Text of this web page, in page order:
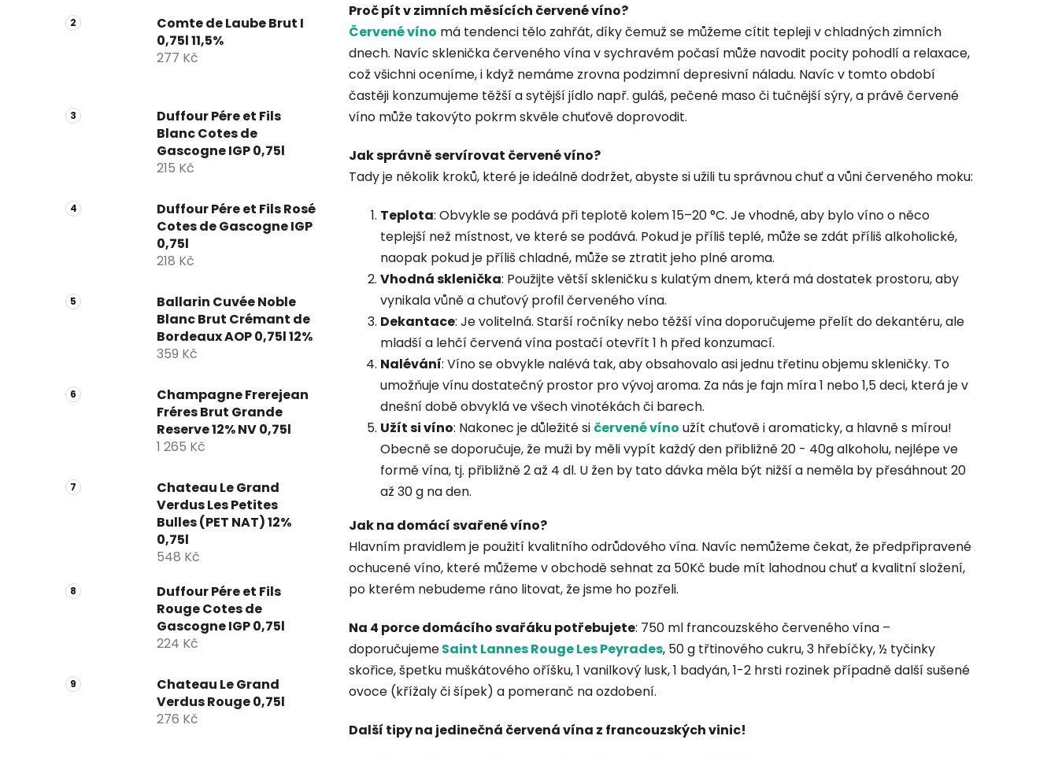
Comte de Laube Brut I
0,75l 11,5%
277 Kč
Duffour Pére et Fils
Blanc Cotes de
Gascogne IGP 0,75l
215 Kč
Duffour Pére et Fils Rosé
Cotes de Gascogne IGP
0,75l
218 Kč
Ballarin Cuvée Noble
Blanc Brut Crémant de
Bordeaux AOP 0,75l 12%
359 Kč
Champagne Frerejean
Fréres Brut Grande
Reserve 12% NV 0,75l
1 265 Kč
Chateau Le Grand
Verdus Les Petites
Bulles (PET NAT) 12%
0,75l
548 Kč
Duffour Pére et Fils
Rouge Cotes de
Gascogne IGP 0,75l
224 Kč
Chateau Le Grand
Verdus Rouge 0,75l
276 Kč
Proč pít v zimních měsících červené víno?
Červené víno má tendenci tělo zahřát, díky čemuž se můžeme cítit tepleji v chladných zimních
dnech. Navíc sklenička červeného vína v sychravém počasí může navodit pocity pohodlí a relaxace,
což všichni oceníme, i když nemáme zrovna podzimní depresivní náladu. Navíc v tomto období
častěji konzumujeme těžší a sytější jídlo např. guláš, pečené maso či tučnější sýry, a právě červené
víno může takovýto pokrm skvěle chuťově doprovodit.
Jak správně servírovat červené víno?
Tady je několik kroků, které je ideálně dodržet, abyste si užili tu správnou chuť a vůni červeného moku:
Teplota: Obvykle se podává při teplotě kolem 15–20 °C. Je vhodné, aby bylo víno o něco
teplejší než místnost, ve které se podává. Pokud je příliš teplé, může se zdát příliš alkoholické,
naopak pokud je příliš chladné, může se ztratit jeho plné aroma.
Vhodná sklenička: Použijte větší skleničku s kulatým dnem, která má dostatek prostoru, aby
vynikala vůně a chuťový profil červeného vína.
Dekantace: Je volitelná. Starší ročníky nebo těžší vína doporučujeme přelít do dekantéru, ale
mladší a lehčí červená vína postačí otevřít 1 h před konzumací.
Nalévání: Víno se obvykle nalévá tak, aby obsahovalo asi jednu třetinu objemu skleničky. To
umožňuje vínu dostatečný prostor pro vývoj aroma. Za nás je fajn míra 1 nebo 1,5 deci, která je v
dnešní době obvyklá ve všech vinotékách či barech.
Užít si víno: Nakonec je důležité si červené víno užít chuťově i aromaticky, a hlavně s mírou!
Obecně se doporučuje, že muži by měli vypít každý den přibližně 20 - 40g alkoholu, nejlépe ve
formě vína, tj. přibližně 2 až 4 dl. U žen by tato dávka měla být nižší a neměla by přesáhnout 20
až 30 g na den.
Jak na domácí svařené víno?
Hlavním pravidlem je použití kvalitního odrůdového vína. Navíc nemůžeme čekat, že předpřipravené
ochucené víno, které můžeme v obchodě sehnat za 50Kč bude mít lahodnou chuť a kvalitní složení,
po kterém nebudeme ráno litovat, že jsme ho pozřeli.
Na 4 porce domácího svařáku potřebujete: 750 ml francouzského červeného vína –
doporučujemeSaint Lannes Rouge Les Peyrades, 50 g třtinového cukru, 3 hřebíčky, ½ tyčinky
skořice, špetku muškátového oříšku, 1 vanilkový lusk, 1 badyán, 1-2 hrsti rozinek případně další sušené
ovoce (křížaly či šípek) a pomeranč na ozdobení.
Další tipy na jedinečná červená vína z francouzských vinic!